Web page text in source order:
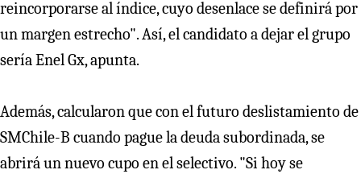
reincorporarse al índice, cuyo desenlace se definirá por
un margen estrecho". Así, el candidato a dejar el grupo
sería Enel Gx, apunta.
Además, calcularon que con el futuro deslistamiento de
SMChile-B cuando pague la deuda subordinada, se
abrirá un nuevo cupo en el selectivo. "Si hoy se